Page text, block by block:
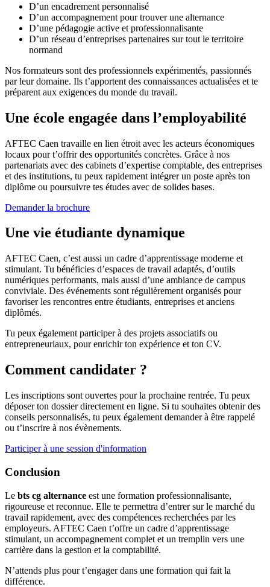
D’un encadrement personnalisé
D’un accompagnement pour trouver une alternance
D’une pédagogie active et professionnalisante
D’un réseau d’entreprises partenaires sur tout le territoire
normand
Nos formateurs sont des professionnels expérimentés, passionnés
par leur domaine. Ils t’apportent des connaissances actualisées et te
préparent aux exigences du monde du travail.
Une école engagée dans l’employabilité
AFTEC Caen travaille en lien étroit avec les acteurs économiques
locaux pour t’offrir des opportunités concrètes. Grâce à nos
partenariats avec des cabinets d’expertise comptable, des entreprises
et des institutions, tu peux rapidement intégrer un poste après ton
diplôme ou poursuivre tes études avec de solides bases.
Demander la brochure
Une vie étudiante dynamique
AFTEC Caen, c’est aussi un cadre d’apprentissage moderne et
stimulant. Tu bénéficies d’espaces de travail adaptés, d’outils
numériques performants, mais aussi d’une ambiance de campus
conviviale. Des événements sont régulièrement organisés pour
favoriser les rencontres entre étudiants, entreprises et anciens
diplômés.
Tu peux également participer à des projets associatifs ou
entrepreneuriaux, pour enrichir ton expérience et ton CV.
Comment candidater ?
Les inscriptions sont ouvertes pour la prochaine rentrée. Tu peux
déposer ton dossier directement en ligne. Si tu souhaites obtenir des
conseils personnalisés, tu peux également demander à être rappelé
ou t’inscrire à nos évènements.
Participer à une session d'information
Conclusion
Le bts cg alternance est une formation professionnalisante,
rigoureuse et reconnue. Elle te permettra d’entrer sur le marché du
travail rapidement, avec des compétences recherchées par les
employeurs. AFTEC Caen t’offre un cadre d’apprentissage
stimulant, un accompagnement complet et un tremplin vers une
carrière dans la gestion et la comptabilité.
N’attends plus pour t’engager dans une formation qui fait la
différence.